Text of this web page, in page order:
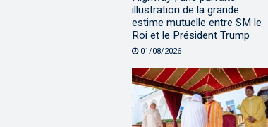
illustration de la grande
estime mutuelle entre SM le
Roi et le Président Trump
01/08/2026